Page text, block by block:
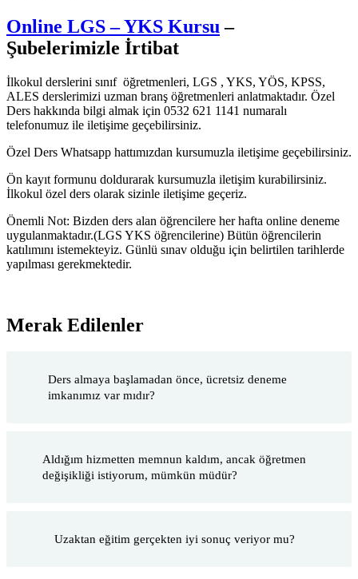
Online LGS – YKS Kursu –
Şubelerimizle İrtibat
İlkokul derslerini sınıf öğretmenleri, LGS , YKS, YÖS, KPSS,
ALES derslerimizi uzman branş öğretmenleri anlatmaktadır. Özel
Ders hakkında bilgi almak için 0532 621 1141 numaralı
telefonumuz ile iletişime geçebilirsiniz.
Özel Ders Whatsapp hattımızdan kursumuzla iletişime geçebilirsiniz.
Ön kayıt formunu doldurarak kursumuzla iletişim kurabilirsiniz.
İlkokul özel ders olarak sizinle iletişime geçeriz.
Önemli Not: Bizden ders alan öğrencilere her hafta online deneme
uygulanmaktadır.(LGS YKS öğrencilerine) Bütün öğrencilerin
katılımını istemekteyiz. Günlü sınav olduğu için belirtilen tarihlerde
yapılması gerekmektedir.
Merak Edilenler
Ders almaya başlamadan önce, ücretsiz deneme
imkanımız var mıdır?
Aldığım hizmetten memnun kaldım, ancak öğretmen
değişikliği istiyorum, mümkün müdür?
Uzaktan eğitim gerçekten iyi sonuç veriyor mu?